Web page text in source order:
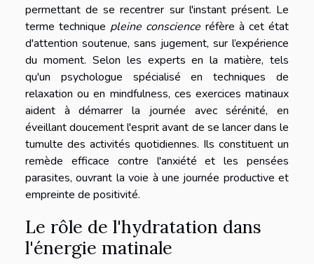
permettant de se recentrer sur l'instant présent. Le
terme technique pleine conscience réfère à cet état
d'attention soutenue, sans jugement, sur l’expérience
du moment. Selon les experts en la matière, tels
qu'un psychologue spécialisé en techniques de
relaxation ou en mindfulness, ces exercices matinaux
aident à démarrer la journée avec sérénité, en
éveillant doucement l'esprit avant de se lancer dans le
tumulte des activités quotidiennes. Ils constituent un
remède efficace contre l'anxiété et les pensées
parasites, ouvrant la voie à une journée productive et
empreinte de positivité.
Le rôle de l'hydratation dans
l'énergie matinale